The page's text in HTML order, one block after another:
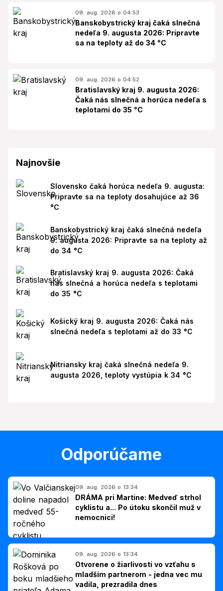
09. aug. 2026 o 04:53
Banskobystrický kraj čaká slnečná
nedeľa 9. augusta 2026: Pripravte
sa na teploty až do 34 °C
09. aug. 2026 o 04:52
Bratislavský kraj 9. augusta 2026:
Čaká nás slnečná a horúca nedeľa s
teplotami do 35 °C
Najnovšie
Slovensko čaká horúca nedeľa 9. augusta:
Pripravte sa na teploty dosahujúce až 36
°C
Banskobystrický kraj čaká slnečná nedeľa
9. augusta 2026: Pripravte sa na teploty až
do 34 °C
Bratislavský kraj 9. augusta 2026: Čaká
nás slnečná a horúca nedeľa s teplotami
do 35 °C
Košický kraj 9. augusta 2026: Čaká nás
slnečná nedeľa s teplotami až do 33 °C
Nitriansky kraj čaká slnečná nedeľa 9.
augusta 2026, teploty vystúpia k 34 °C
Odporúčame
09. aug. 2026 o 13:34
DRÁMA pri Martine: Medveď strhol
cyklistu a... Po útoku skončil muž v
nemocnici!
09. aug. 2026 o 13:34
Otvorene o žiarlivosti vo vzťahu s
mladším partnerom - jedna vec mu
vadila, prezradila dnes